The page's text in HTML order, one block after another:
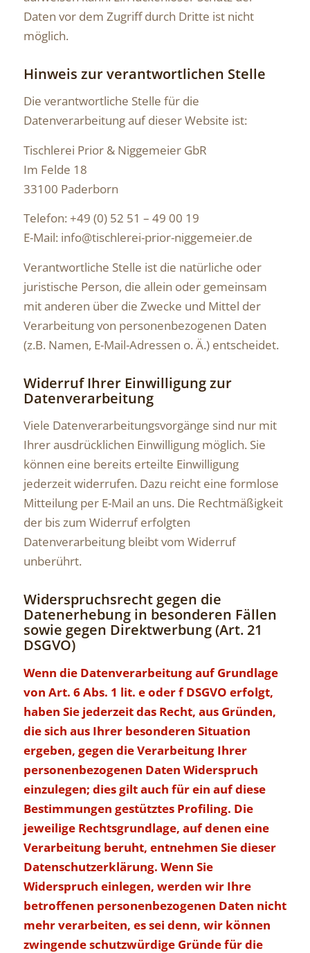
Daten vor dem Zugriff durch Dritte ist nicht
möglich.
Hinweis zur verantwortlichen Stelle
Die verantwortliche Stelle für die
Datenverarbeitung auf dieser Website ist:
Tischlerei Prior & Niggemeier GbR
Im Felde 18
33100 Paderborn
Telefon: +49 (0) 52 51 – 49 00 19
E-Mail: info@tischlerei-prior-niggemeier.de
Verantwortliche Stelle ist die natürliche oder
juristische Person, die allein oder gemeinsam
mit anderen über die Zwecke und Mittel der
Verarbeitung von personenbezogenen Daten
(z.B. Namen, E-Mail-Adressen o. Ä.) entscheidet.
Widerruf Ihrer Einwilligung zur
Datenverarbeitung
Viele Datenverarbeitungsvorgänge sind nur mit
Ihrer ausdrücklichen Einwilligung möglich. Sie
können eine bereits erteilte Einwilligung
jederzeit widerrufen. Dazu reicht eine formlose
Mitteilung per E-Mail an uns. Die Rechtmäßigkeit
der bis zum Widerruf erfolgten
Datenverarbeitung bleibt vom Widerruf
unberührt.
Widerspruchsrecht gegen die
Datenerhebung in besonderen Fällen
sowie gegen Direktwerbung (Art. 21
DSGVO)
Wenn die Datenverarbeitung auf Grundlage
von Art. 6 Abs. 1 lit. e oder f DSGVO erfolgt,
haben Sie jederzeit das Recht, aus Gründen,
die sich aus Ihrer besonderen Situation
ergeben, gegen die Verarbeitung Ihrer
personenbezogenen Daten Widerspruch
einzulegen; dies gilt auch für ein auf diese
Bestimmungen gestütztes Profiling. Die
jeweilige Rechtsgrundlage, auf denen eine
Verarbeitung beruht, entnehmen Sie dieser
Datenschutzerklärung. Wenn Sie
Widerspruch einlegen, werden wir Ihre
betroffenen personenbezogenen Daten nicht
mehr verarbeiten, es sei denn, wir können
zwingende schutzwürdige Gründe für die